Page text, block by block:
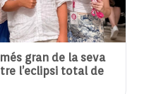
gran de la seva
l’eclipsi total de